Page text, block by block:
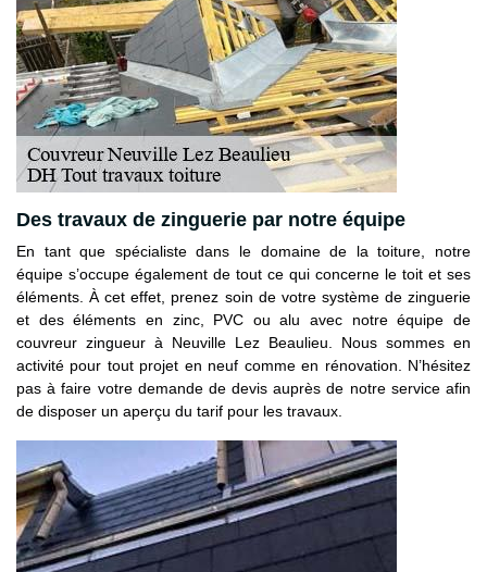
Des travaux de zinguerie par notre équipe
En tant que spécialiste dans le domaine de la toiture, notre
équipe s’occupe également de tout ce qui concerne le toit et ses
éléments. À cet effet, prenez soin de votre système de zinguerie
et des éléments en zinc, PVC ou alu avec notre équipe de
couvreur zingueur à Neuville Lez Beaulieu. Nous sommes en
activité pour tout projet en neuf comme en rénovation. N’hésitez
pas à faire votre demande de devis auprès de notre service afin
de disposer un aperçu du tarif pour les travaux.